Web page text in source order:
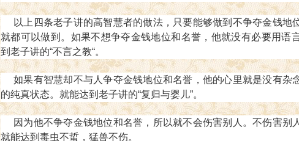
以上四条老子讲的高智慧者的做法，只要能够做到不争夺金钱地
就都可以做到。 如果不想争夺金钱地位和名誉，他就没有必要用语
到老子讲的“不言之教“。
如果有智慧却不与人争夺金钱地位和名誉，他的心里就是没有杂
的纯真状态。就能达到老子讲的“复归与婴儿”。
因为他不争夺金钱地位和名誉，所以就不会伤害别人。不伤害别
就能达到毒虫不蜇，猛兽不伤。